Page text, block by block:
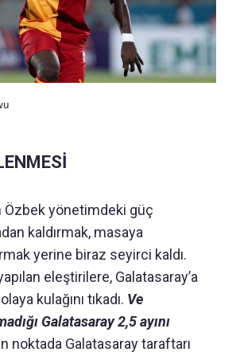
Özbek yönetimdeki güç
kaldırmak, masaya
yerine biraz seyirci kaldı.
eleştirilere, Galatasaray’a
kulağını tıkadı. Ve
Galatasaray 2,5 ayını
noktada Galatasaray taraftarı